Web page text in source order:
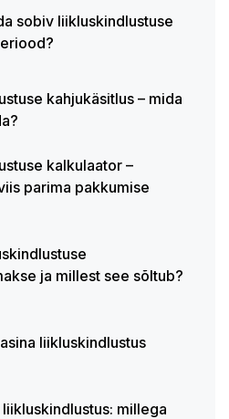
sobiv liikluskindlustuse
kahjukäsitlus – mida
kalkulaator –
parima pakkumise
ja millest see sõltub?
liikluskindlustus
millega